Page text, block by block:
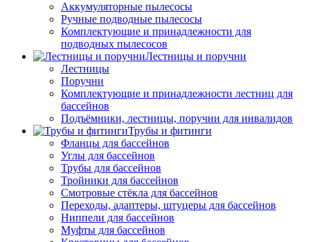
Аккумуляторные пылесосы
Ручные подводные пылесосы
Комплектующие и принадлежности для
подводных пылесосов
Лестницы и поручни
Лестницы
Поручни
Комплектующие и принадлежности лестниц для
бассейнов
Подъёмники, лестницы, поручни для инвалидов
Трубы и фитинги
Фланцы для бассейнов
Углы для бассейнов
Трубы для бассейнов
Тройники для бассейнов
Смотровые стёкла для бассейнов
Переходы, адаптеры, штуцеры для бассейнов
Ниппели для бассейнов
Муфты для бассейнов